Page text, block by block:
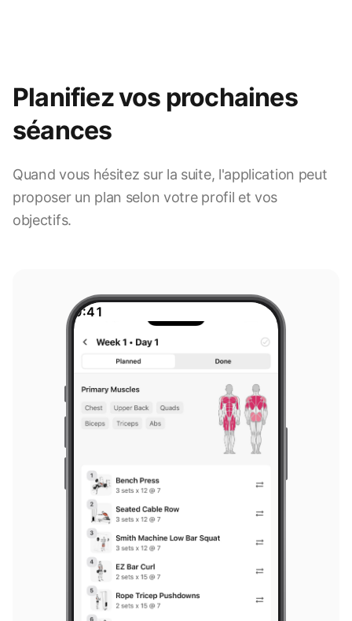
Planifiez vos prochaines
séances
Quand vous hésitez sur la suite, l'application peut
proposer un plan selon votre profil et vos
objectifs.
9:41